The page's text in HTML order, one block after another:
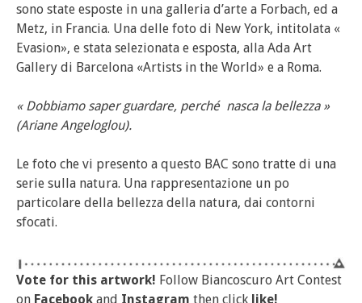
sono state esposte in una galleria d’arte a Forbach, ed a
Metz, in Francia. Una delle foto di New York, intitolata «
Evasion», e stata selezionata e esposta, alla Ada Art
Gallery di Barcelona «Artists in the World» e a Roma.
« Dobbiamo saper guardare, perché nasca la bellezza »
(Ariane Angeloglou).
Le foto che vi presento a questo BAC sono tratte di una
serie sulla natura. Una rappresentazione un po
particolare della bellezza della natura, dai contorni
sfocati.
Vote for this artwork! Follow Biancoscuro Art Contest
on Facebook and Instagram then click like!